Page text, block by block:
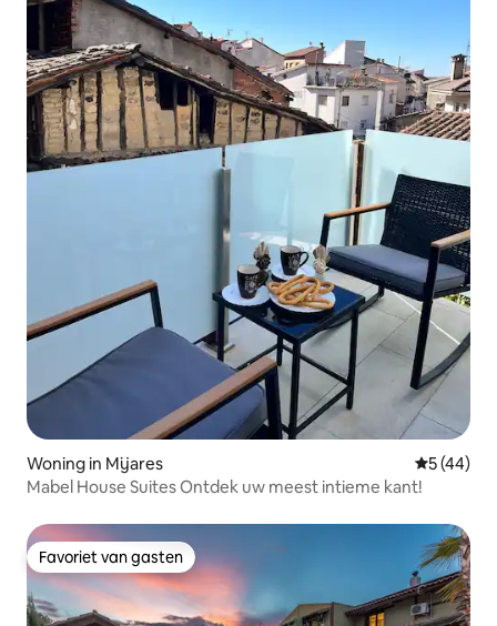
Woning in Mijares
5 (44)
Mabel House Suites Ontdek uw meest intieme kant!
Favoriet van gasten
Favoriet van gasten